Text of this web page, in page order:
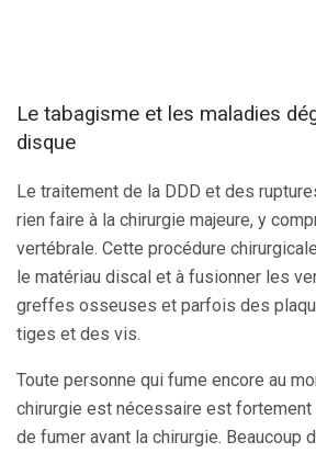
Le tabagisme et les maladies
disque
Le traitement de la DDD et des
rien faire à la chirurgie majeure, y
vertébrale. Cette procédure
le matériau discal et à fusionner les
greffes osseuses et parfois des
tiges et des vis.
Toute personne qui fume encore au
chirurgie est nécessaire est
de fumer avant la chirurgie. Beaucoup